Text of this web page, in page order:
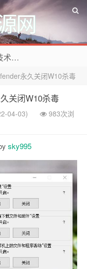
网
欢迎来到好人卡资源网，专注网络技术资源收集，我们不仅是网络资源的搬运工，也生产原创资源。寻找资源请留言或关注公众号:烈日下的男人
永久关闭W10杀毒
关闭W10杀毒
04-03)
983次浏
sky995